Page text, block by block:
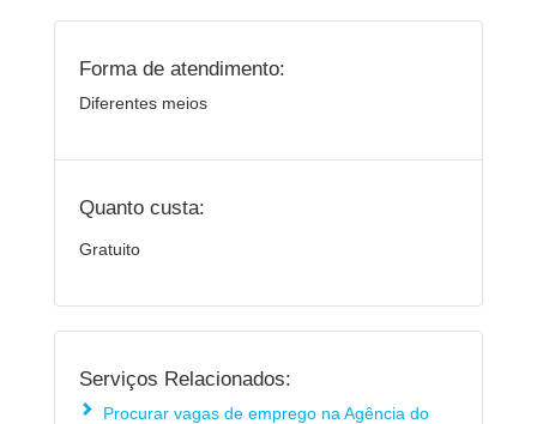
Forma de atendimento:
Diferentes meios
Quanto custa:
Gratuito
Serviços Relacionados:
Procurar vagas de emprego na Agência do